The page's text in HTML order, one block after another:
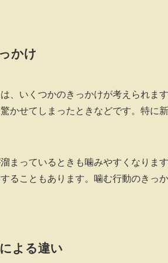
かけ
、いくつかのきっかけが考えられま
かせてしまったときなどです。特に
まっているときも噛みやすくなりま
ることもあります。噛む行動のきっ
よる違い